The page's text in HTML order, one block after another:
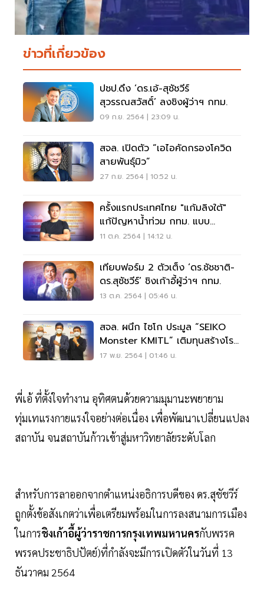
ข่าวที่เกี่ยวข้อง
ปชป.ดึง ‘ดร.เอ้-สุชัชวีร์
สุวรรณสวัสดิ์’ ลงชิงผู้ว่าฯ กทม.
09 ก.ย. 2564 | 23:09 น.
สจล. เปิดตัว “เอไอคัดกรองโควิด
สายพันธุ์มิว”
27 ก.ย. 2564 | 10:52 น.
ครั้งแรกประเทศไทย "แก้มลิงใต้"
แก้ปัญหาน้ำท่วม กทม. แบบ
เบ็ดเสร็จ
11 ต.ค. 2564 | 14:12 น.
เทียบฟอร์ม 2 ตัวเต็ง ‘ดร.ชัชชาติ-
ดร.สุชัชวีร์’ ชิงเก้าอี้ผู้ว่าฯ กทม.
13 ต.ค. 2564 | 05:46 น.
สจล. ผนึก ไซโก ประมูล “SEIKO
Monster KMITL” เติมทุนสร้างโรง
พยาบาล
17 พ.ย. 2564 | 01:46 น.
พี่เอ้ ที่ตั้งใจทำงาน อุทิศตนด้วยความมุมานะพยายาม
ทุ่มเทแรงกายแรงใจอย่างต่อเนื่อง เพื่อพัฒนาเปลี่ยนแปลง
สถาบัน จนสถาบันก้าวเข้าสู่มหาวิทยาลัยระดับโลก
สำหรับการลาออกจากตำแหน่งอธิการบดีของ ดร.สุชัชวีร์
ถูกตั้งข้อสังเกตว่าเพื่อเตรียมพร้อมในการลงสนามการเมือง
ในการชิงเก้าอี้ผู้ว่าราชการกรุงเทพมหานครกับพรรค
พรรคประชาธิปปัตย์)ที่กำลังจะมีการเปิดตัวในวันที่ 13
ธันวาคม 2564